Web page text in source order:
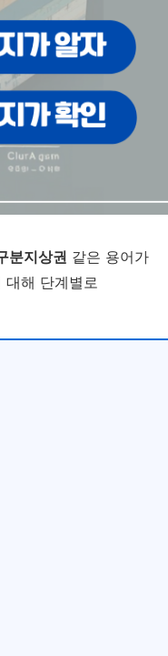
분지상권 같은 용어가
해 단계별로